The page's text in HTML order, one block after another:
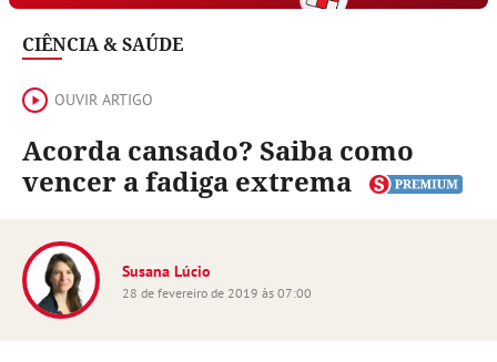
CIÊNCIA & SAÚDE
OUVIR ARTIGO
Acorda cansado? Saiba como
vencer a fadiga extrema
Susana Lúcio
28 de fevereiro de 2019 às 07:00